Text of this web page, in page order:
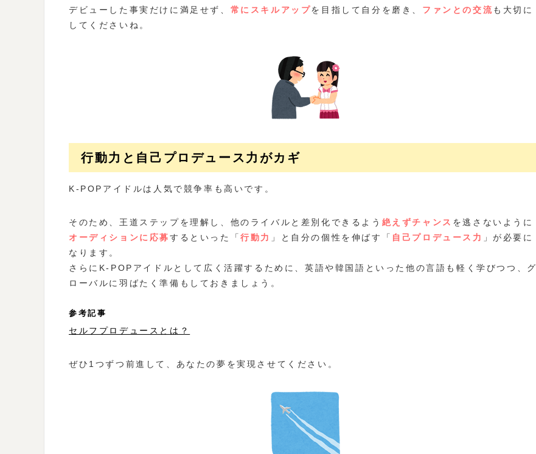
デビューした事実だけに満足せず、 常にスキルアップを目指して自分を磨き、 ファンとの交流も大切に
してくださいね。
行動力と自己プロデュース力がカギ
K-POPアイドルは人気で競争率も高いです。
そのため、王道ステップを理解し、他のライバルと差別化できるよう 絶えずチャンス を逃さないように
オーディションに応募するといった「行動力 」と自分の個性を伸ばす「 自己プロデュース力 」が必要に
なります。
さらにK-POPアイドルとして広く活躍するために、英語や韓国語といった他の言語も軽く学びつつ、グ
ローバルに羽ばたく準備もしておきましょう。
参考記事
セルフプロデュースとは？
ぜひ1つずつ前進して、あなたの夢を実現させてください。